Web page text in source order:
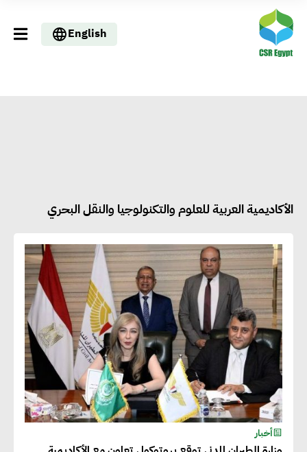
English
الأكاديمية العربية للعلوم والتكنولوجيا والنقل البحري
أخبار